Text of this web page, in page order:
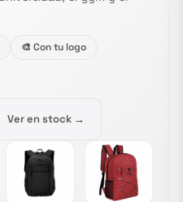
🎨 Con tu logo
Ver en stock →